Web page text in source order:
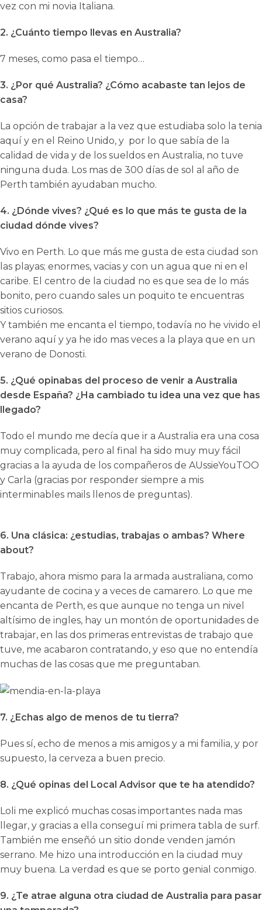
vez con mi novia Italiana.
2. ¿Cuánto tiempo llevas en Australia?
7 meses, como pasa el tiempo…
3. ¿Por qué Australia? ¿Cómo acabaste tan lejos de
casa?
La opción de trabajar a la vez que estudiaba solo la tenia
aquí y en el Reino Unido, y por lo que sabía de la
calidad de vida y de los sueldos en Australia, no tuve
ninguna duda. Los mas de 300 días de sol al año de
Perth también ayudaban mucho.
4. ¿Dónde vives? ¿Qué es lo que más te gusta de la
ciudad dónde vives?
Vivo en Perth. Lo que más me gusta de esta ciudad son
las playas; enormes, vacias y con un agua que ni en el
caribe. El centro de la ciudad no es que sea de lo más
bonito, pero cuando sales un poquito te encuentras
sitios curiosos.
Y también me encanta el tiempo, todavía no he vivido el
verano aquí y ya he ido mas veces a la playa que en un
verano de Donosti.
5. ¿Qué opinabas del proceso de venir a Australia
desde España? ¿Ha cambiado tu idea una vez que has
llegado?
Todo el mundo me decía que ir a Australia era una cosa
muy complicada, pero al final ha sido muy muy fácil
gracias a la ayuda de los compañeros de AUssieYouTOO
y Carla (gracias por responder siempre a mis
interminables mails llenos de preguntas).
6. Una clásica: ¿estudias, trabajas o ambas? Where
about?
Trabajo, ahora mismo para la armada australiana, como
ayudante de cocina y a veces de camarero. Lo que me
encanta de Perth, es que aunque no tenga un nivel
altísimo de ingles, hay un montón de oportunidades de
trabajar, en las dos primeras entrevistas de trabajo que
tuve, me acabaron contratando, y eso que no entendía
muchas de las cosas que me preguntaban.
7. ¿Echas algo de menos de tu tierra?
Pues sí, echo de menos a mis amigos y a mi familia, y por
supuesto, la cerveza a buen precio.
8. ¿Qué opinas del Local Advisor que te ha atendido?
Loli me explicó muchas cosas importantes nada mas
llegar, y gracias a ella conseguí mi primera tabla de surf.
También me enseñó un sitio donde venden jamón
serrano. Me hizo una introducción en la ciudad muy
muy buena. La verdad es que se porto genial conmigo.
9. ¿Te atrae alguna otra ciudad de Australia para pasar